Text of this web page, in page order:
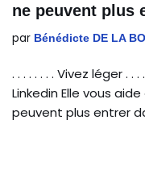
ne peuvent plus
par Bénédicte DE LA
. . . . . . . . Vivez léger . .
Linkedin Elle vous
peuvent plus entrer